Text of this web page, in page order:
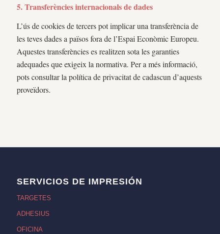
5. Transferències internacionals de dades
L’ús de cookies de tercers pot implicar una transferència de
les teves dades a països fora de l’Espai Econòmic Europeu.
Aquestes transferències es realitzen sota les garanties
adequades que exigeix la normativa. Per a més informació,
pots consultar la política de privacitat de cadascun d’aquests
proveïdors.
SERVICIOS DE IMPRESIÓN
TARGETES
ADHESIUS
OFICINA